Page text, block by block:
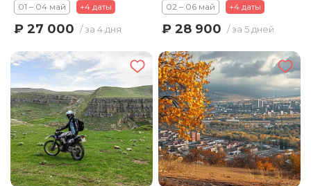
01 – 04 май +4 даты
₽ 27 000 / за 4 дня
02 – 06 май +4 даты
₽ 28 900 / за 5 дней